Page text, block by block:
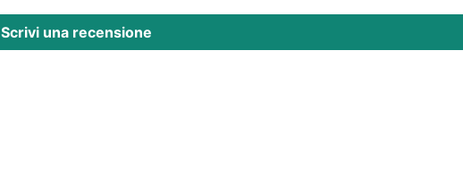
Scrivi una recensione